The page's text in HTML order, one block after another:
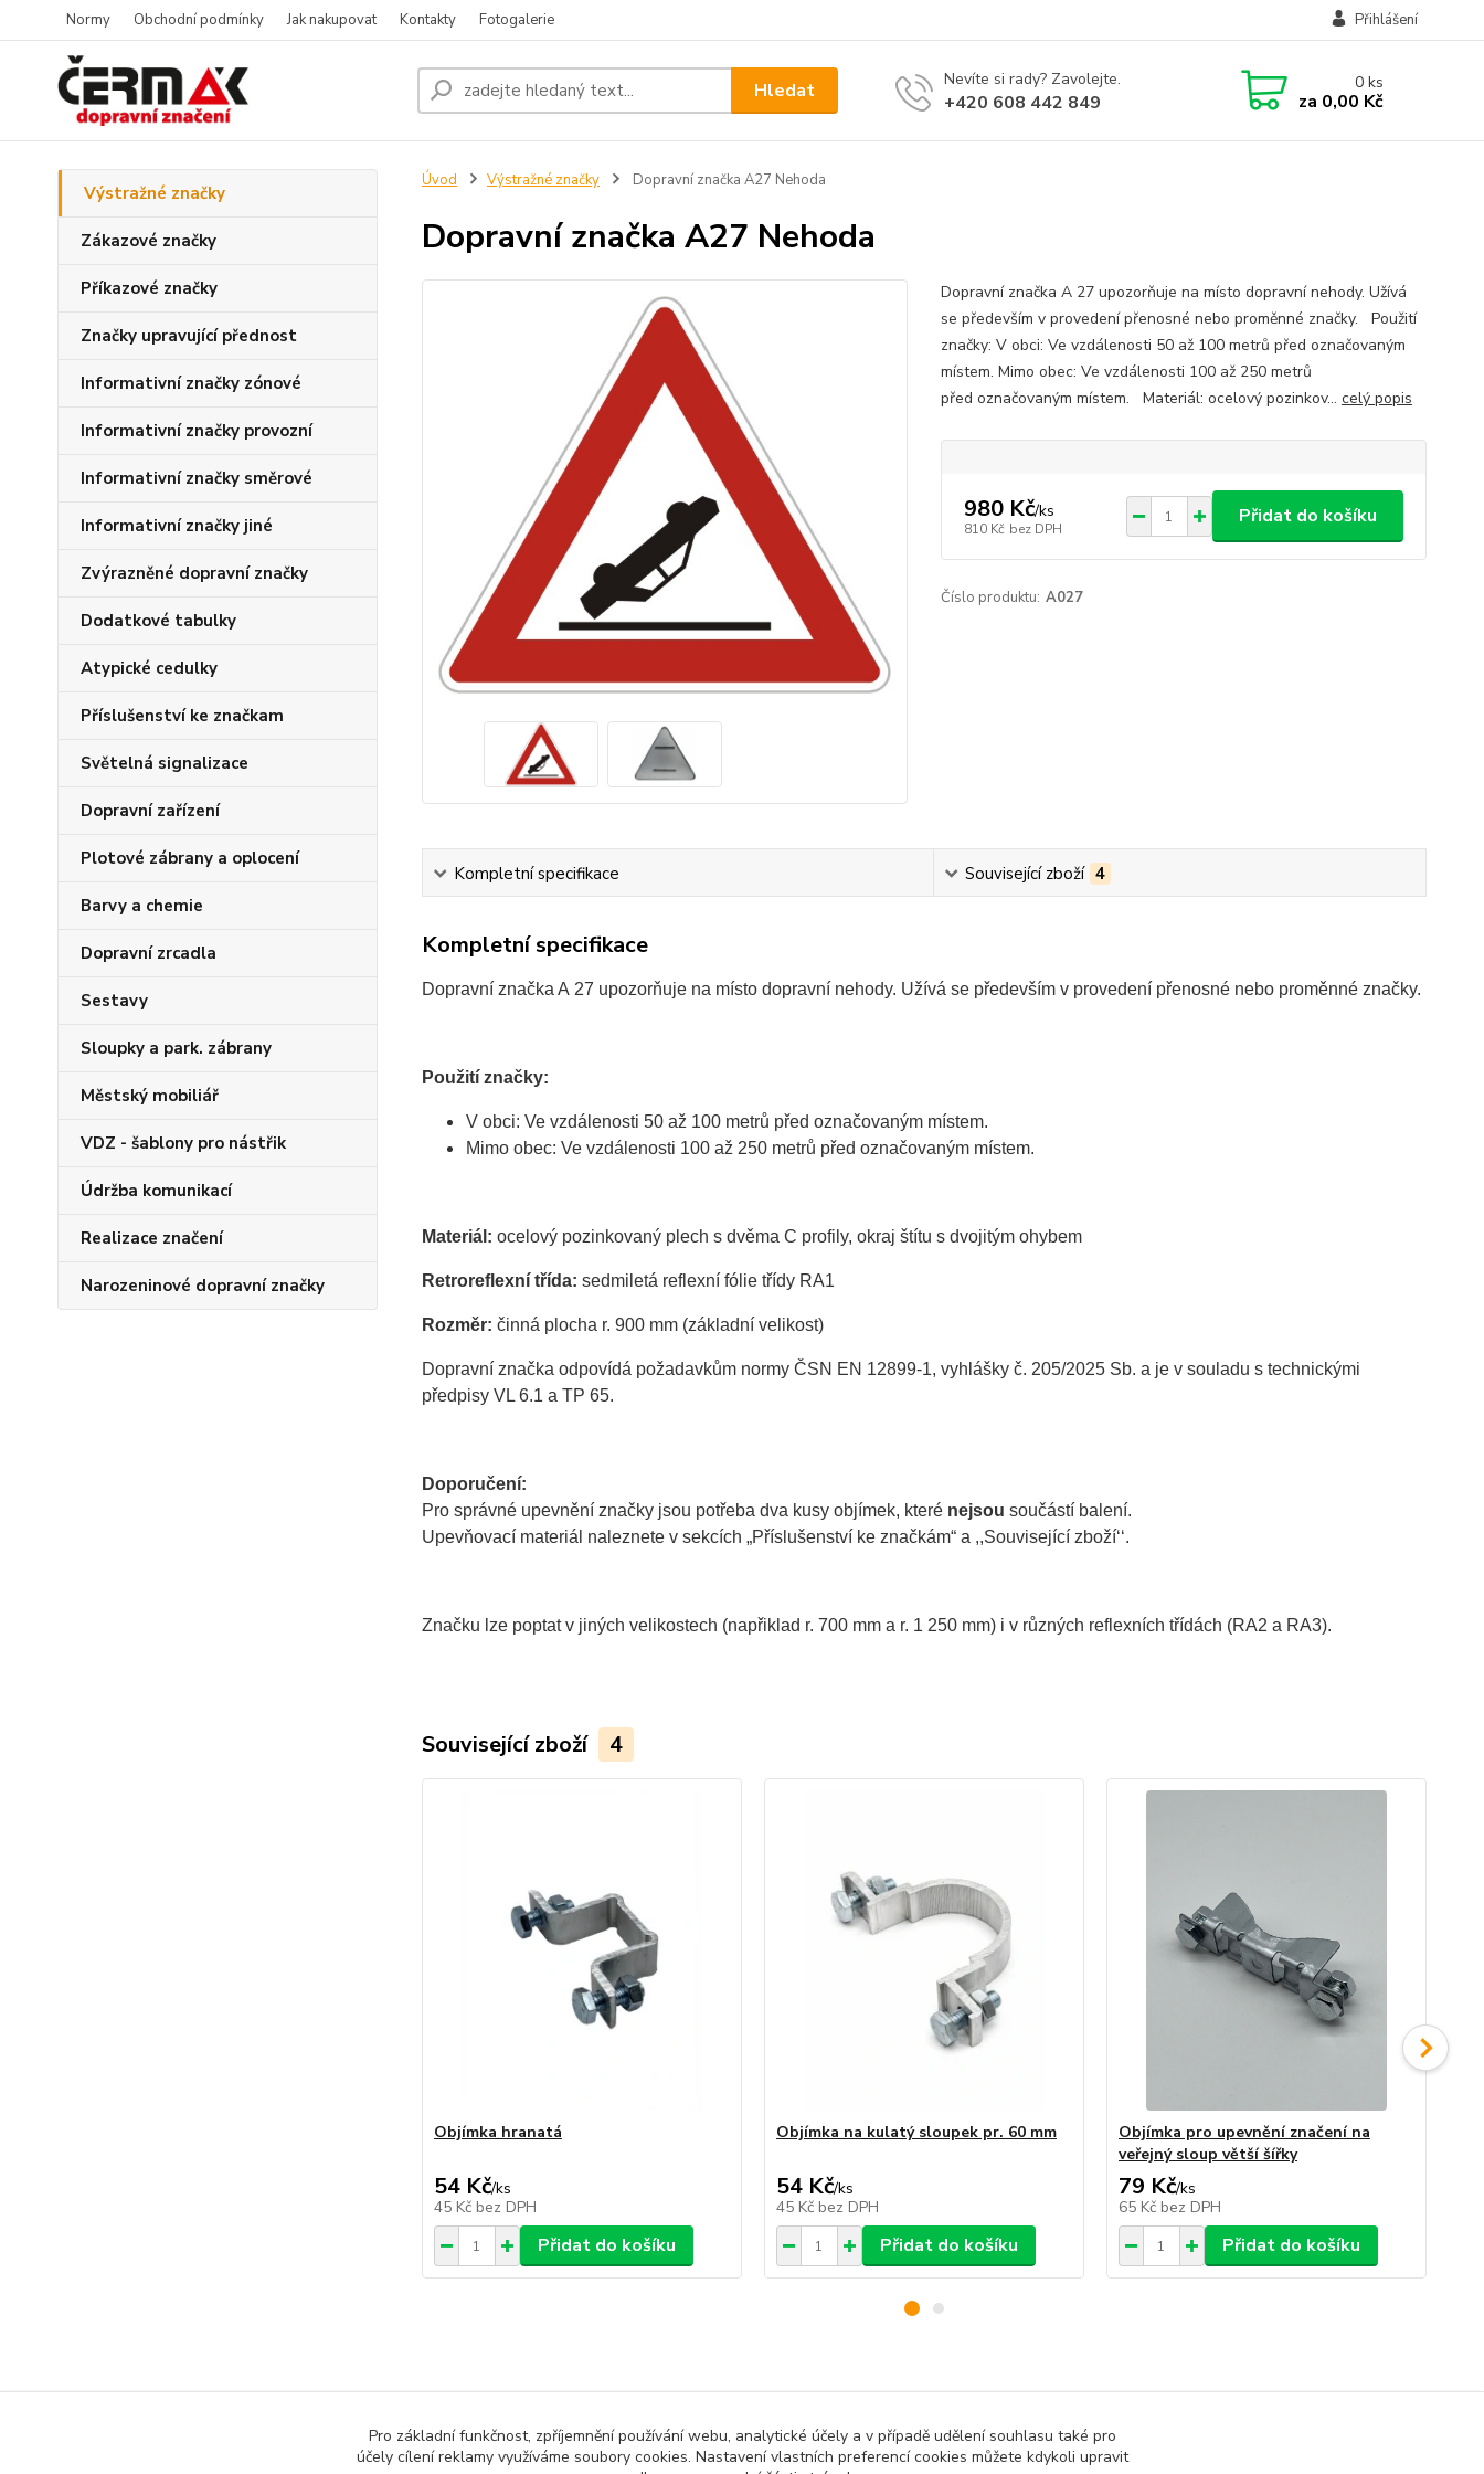
Normy Obchodní podmínky Jak nakupovat Kontakty Fotogalerie Přihlášení
Hledat Nevíte si rady? Zavolejte.
+420 608 442 849
0ks
za 0,00 Kč
Výstražné značky
Zákazové značky
Příkazové značky
Značky upravující přednost
Informativní značky zónové
Informativní značky provozní
Informativní značky směrové
Informativní značky jiné
Zvýrazněné dopravní značky
Dodatkové tabulky
Atypické cedulky
Příslušenství ke značkam
Světelná signalizace
Dopravní zařízení
Plotové zábrany a oplocení
Barvy a chemie
Dopravní zrcadla
Sestavy
Sloupky a park. zábrany
Městský mobiliář
VDZ - šablony pro nástřik
Údržba komunikací
Realizace značení
Narozeninové dopravní značky
Úvod Výstražné značky Dopravní značka A27 Nehoda
Dopravní značka A27 Nehoda
Dopravní značka A 27 upozorňuje na místo dopravní nehody. Užívá
se především v provedení přenosné nebo proměnné značky. Použití
značky: V obci: Ve vzdálenosti 50 až 100 metrů před označovaným
místem. Mimo obec: Ve vzdálenosti 100 až 250 metrů
před označovaným místem. Materiál: ocelový pozinkov... celý popis
980 Kč/ks
810 Kč bez DPH
Přidat do košíku
Číslo produktu: A027
Kompletní specifikace Související zboží 4
Kompletní specifikace
Dopravní značka A 27 upozorňuje na místo dopravní nehody. Užívá se především v provedení přenosné nebo proměnné značky.
Použití značky:
V obci: Ve vzdálenosti 50 až 100 metrů před označovaným místem.
Mimo obec: Ve vzdálenosti 100 až 250 metrů před označovaným místem.
Materiál: ocelový pozinkovaný plech s dvěma C profily, okraj štítu s dvojitým ohybem
Retroreflexní třída: sedmiletá reflexní fólie třídy RA1
Rozměr: činná plocha r. 900 mm (základní velikost)
Dopravní značka odpovídá požadavkům normy ČSN EN 12899-1, vyhlášky č. 205/2025 Sb. a je v souladu s technickými
předpisy VL 6.1 a TP 65.
Doporučení:
Pro správné upevnění značky jsou potřeba dva kusy objímek, které nejsou součástí balení.
Upevňovací materiál naleznete v sekcích „Příslušenství ke značkám“ a ,,Související zboží‘‘.
Značku lze poptat v jiných velikostech (napřiklad r. 700 mm a r. 1 250 mm) i v různých reflexních třídách (RA2 a RA3).
Související zboží 4
Objímka hranatá
54 Kč/ks
45 Kč bez DPH
Přidat do košíku
Objímka na kulatý sloupek pr. 60 mm
54 Kč/ks
45 Kč bez DPH
Přidat do košíku
Objímka pro upevnění značení na
veřejný sloup větší šířky
79 Kč/ks
65 Kč bez DPH
Přidat do košíku
Zboží zařazeno v kategoriích
Pro základní funkčnost, zpříjemnění používání webu, analytické účely a v případě udělení souhlasu také pro
účely cílení reklamy využíváme soubory cookies. Nastavení vlastních preferencí cookies můžete kdykoli upravit